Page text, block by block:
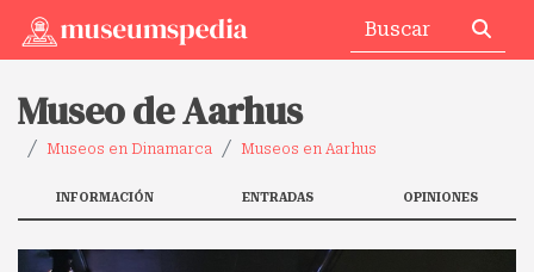
Museo de Aarhus
Museos en Dinamarca Museos en Aarhus
INFORMACIÓN ENTRADAS OPINIONES